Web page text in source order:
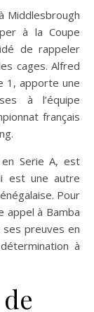
Middlesbrough
à la Coupe
de rappeler
cages. Alfred
1, apporte une
à l’équipe
français
en Serie A, est
est une autre
Pour
appel à Bamba
preuves en
à